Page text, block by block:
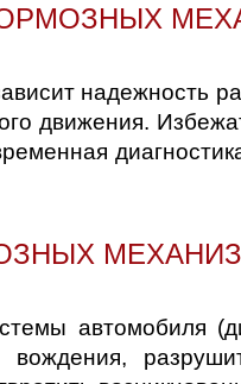
надежность
движения.
автомобиля